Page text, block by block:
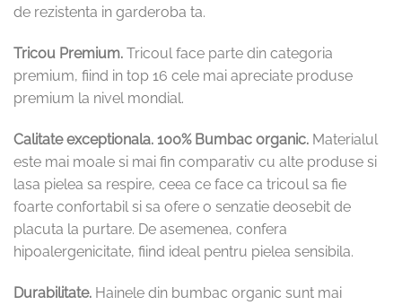
de rezistenta in garderoba ta.
Tricou Premium. Tricoul face parte din categoria
premium, fiind in top 16 cele mai apreciate produse
premium la nivel mondial.
Calitate exceptionala. 100% Bumbac organic. Materialul
este mai moale si mai fin comparativ cu alte produse si
lasa pielea sa respire, ceea ce face ca tricoul sa fie
foarte confortabil si sa ofere o senzatie deosebit de
placuta la purtare. De asemenea, confera
hipoalergenicitate, fiind ideal pentru pielea sensibila.
Durabilitate. Hainele din bumbac organic sunt mai